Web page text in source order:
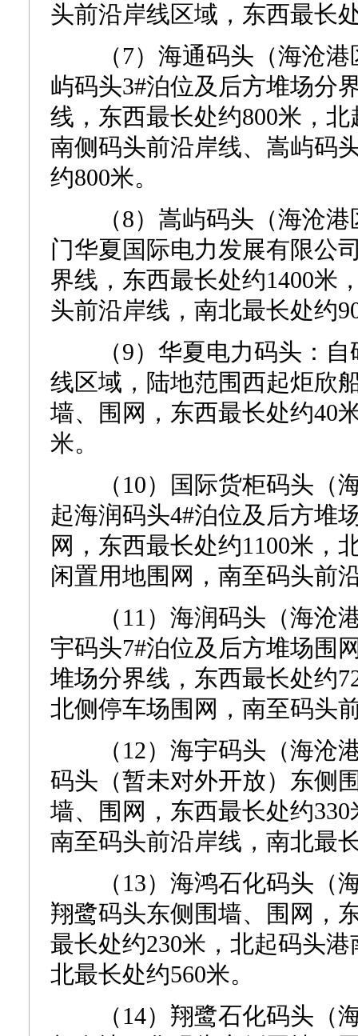
头前沿岸线区域，东西最长
（7）海通码头（海沧港
屿码头3#泊位及后方堆场分
线，东西最长处约800米，
南侧码头前沿岸线、嵩屿码
约800米。
（8）嵩屿码头（海沧港
门华夏国际电力发展有限公
界线，东西最长处约1400米
头前沿岸线，南北最长处约
（9）华夏电力码头：自
线区域，陆地范围西起炬欣
墙、围网，东西最长处约40
米。
（10）国际货柜码头（海
起海润码头4#泊位及后方堆
网，东西最长处约1100米，
闲置用地围网，南至码头前
（11）海润码头（海沧港
宇码头7#泊位及后方堆场围
堆场分界线，东西最长处约
北侧停车场围网，南至码头
（12）海宇码头（海沧港
码头（暂未对外开放）东侧
墙、围网，东西最长处约
南至码头前沿岸线，南北最
（13）海鸿石化码头（海
翔鹭码头东侧围墙、围网，
最长处约230米，北起码头
北最长处约560米。
（14）翔鹭石化码头（海